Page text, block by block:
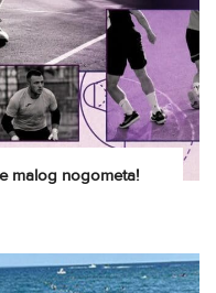
malog nogometa!